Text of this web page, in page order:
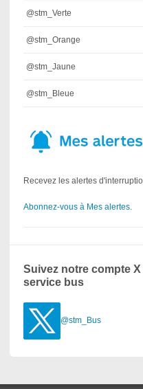
@stm_Verte
@stm_Orange
@stm_Jaune
@stm_Bleue
Recevez les alertes
Abonnez-vous à Mes alertes.
Suivez notre compte
service bus
@stm_Bus